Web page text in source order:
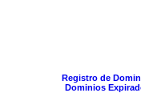
Registro de
Dominios